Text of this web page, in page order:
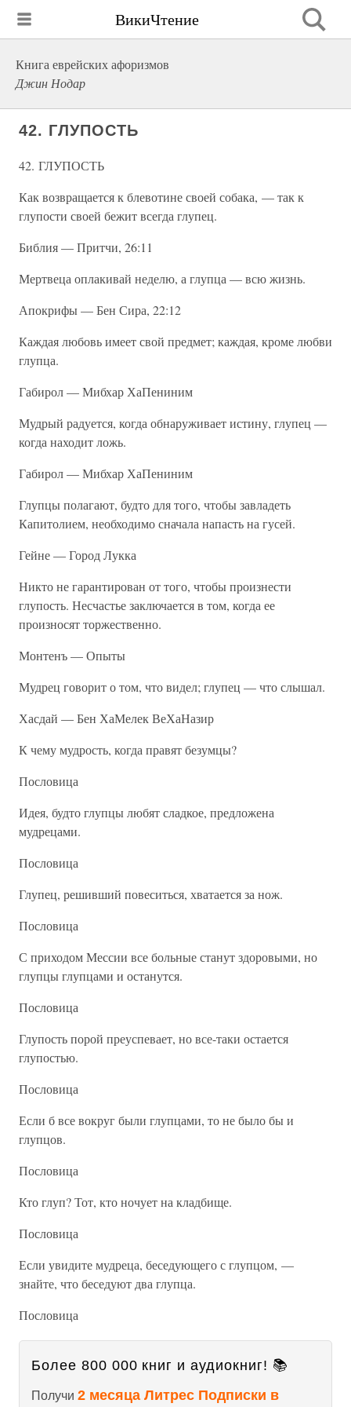
ВикиЧтение
Книга еврейских афоризмов
Джин Нодар
42. ГЛУПОСТЬ
42. ГЛУПОСТЬ
Как возвращается к блевотине своей собака, — так к
глупости своей бежит всегда глупец.
Библия — Притчи, 26:11
Мертвеца оплакивай неделю, а глупца — всю жизнь.
Апокрифы — Бен Сира, 22:12
Каждая любовь имеет свой предмет; каждая, кроме любви
глупца.
Габирол — Мибхар ХаПениним
Мудрый радуется, когда обнаруживает истину, глупец —
когда находит ложь.
Габирол — Мибхар ХаПениним
Глупцы полагают, будто для того, чтобы завладеть
Капитолием, необходимо сначала напасть на гусей.
Гейне — Город Лукка
Никто не гарантирован от того, чтобы произнести
глупость. Несчастье заключается в том, когда ее
произносят торжественно.
Монтенъ — Опыты
Мудрец говорит о том, что видел; глупец — что слышал.
Хасдай — Бен ХаМелек ВеХаНазир
К чему мудрость, когда правят безумцы?
Пословица
Идея, будто глупцы любят сладкое, предложена
мудрецами.
Пословица
Глупец, решивший повеситься, хватается за нож.
Пословица
С приходом Мессии все больные станут здоровыми, но
глупцы глупцами и останутся.
Пословица
Глупость порой преуспевает, но все-таки остается
глупостью.
Пословица
Если б все вокруг были глупцами, то не было бы и
глупцов.
Пословица
Кто глуп? Тот, кто ночует на кладбище.
Пословица
Если увидите мудреца, беседующего с глупцом, —
знайте, что беседуют два глупца.
Пословица
Более 800 000 книг и аудиокниг! 📚
Получи 2 месяца Литрес Подписки в